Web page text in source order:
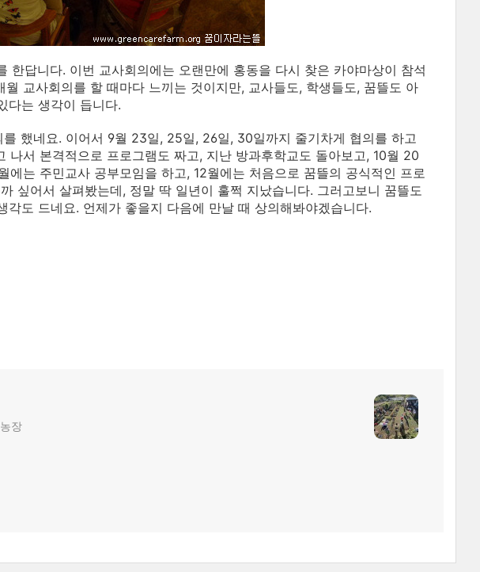
답니다. 이번 교사회의에는 오랜만에 홍동을 다시 찾은 카야마상이 참석
교사회의를 할 때마다 느끼는 것이지만, 교사들도, 학생들도, 꿈뜰도 아
다는 생각이 듭니다.
했네요. 이어서 9월 23일, 25일, 26일, 30일까지 줄기차게 협의를 하고
나서 본격적으로 프로그램도 짜고, 지난 방과후학교도 돌아보고, 10월 20
에는 주민교사 공부모임을 하고, 12월에는 처음으로 꿈뜰의 공식적인 프로
싶어서 살펴봤는데, 정말 딱 일년이 훌쩍 지났습니다. 그러고보니 꿈뜰도
도 드네요. 언제가 좋을지 다음에 만날 때 상의해봐야겠습니다.
장